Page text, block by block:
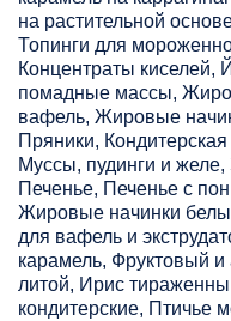
на растительной
Топинги для
Концентраты киселей,
помадные массы,
вафель, Жировые
Пряники,
Муссы, пудинги и
Печенье, Печенье с
Жировые начинки
для вафель и
карамель, Фруктовый
литой, Ирис
кондитерские, Птичье